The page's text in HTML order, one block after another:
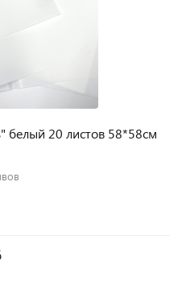
белый 20 листов 58*58см